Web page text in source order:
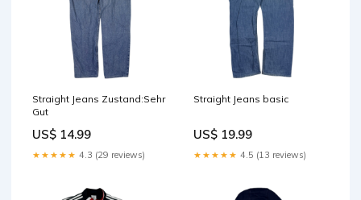
Straight Jeans Zustand:Sehr
Gut
US$ 14.99
★★★★★ 4.3 (29 reviews)
Straight Jeans basic
US$ 19.99
★★★★★ 4.5 (13 reviews)